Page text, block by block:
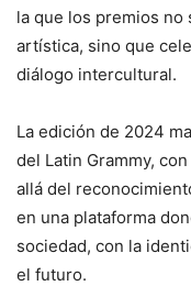
la que los premios no
artística, sino que
diálogo intercultural.
La edición de 2024
del Latin Grammy,
allá del
en una plataforma
sociedad, con la
el futuro.